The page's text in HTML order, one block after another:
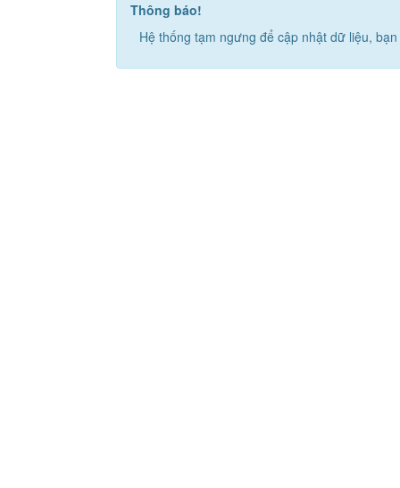
Thông báo!
Hệ thống tạm ngưng để cập nhật dữ liệu,